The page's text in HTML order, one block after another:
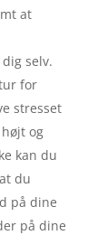
at
selv.
for
stresset
og
kan du
du
på dine
på dine